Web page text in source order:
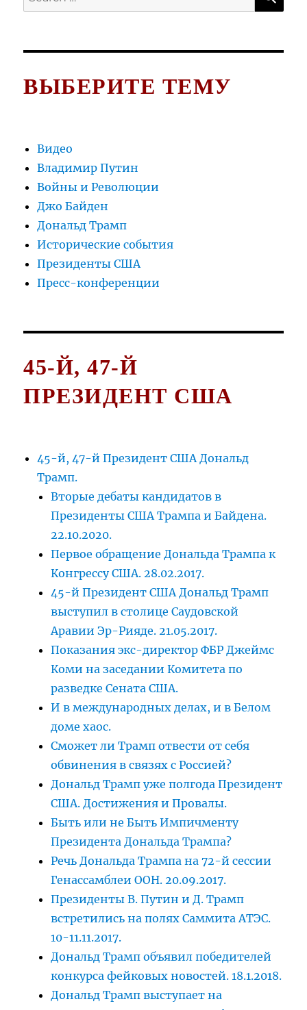
for:
ВЫБЕРИТЕ ТЕМУ
Видео
Владимир Путин
Войны и Революции
Джо Байден
Дональд Трамп
Исторические события
Президенты США
Пресс-конференции
45-Й, 47-Й
ПРЕЗИДЕНТ США
45-й, 47-й Президент США Дональд
Трамп.
Вторые дебаты кандидатов в
Президенты США Трампа и Байдена.
22.10.2020.
Первое обращение Дональда Трампа к
Конгрессу США. 28.02.2017.
45-й Президент США Дональд Трамп
выступил в столице Саудовской
Аравии Эр-Рияде. 21.05.2017.
Показания экс-директор ФБР Джеймс
Коми на заседании Комитета по
разведке Сената США.
И в международных делах, и в Белом
доме хаос.
Сможет ли Трамп отвести от себя
обвинения в связях с Россией?
Дональд Трамп уже полгода Президент
США. Достижения и Провалы.
Быть или не Быть Импичменту
Президента Дональда Трампа?
Речь Дональда Трампа на 72-й сессии
Генассамблеи ООН. 20.09.2017.
Президенты В. Путин и Д. Трамп
встретились на полях Саммита АТЭС.
10-11.11.2017.
Дональд Трамп объявил победителей
конкурса фейковых новостей. 18.1.2018.
Дональд Трамп выступает на